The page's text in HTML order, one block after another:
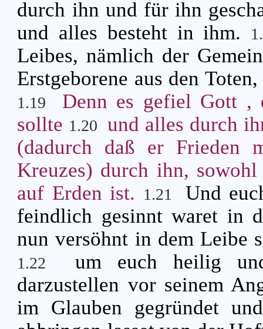
durch ihn und für ihn
und alles besteht in ihm.
Leibes, nämlich der
Erstgeborene aus den
1.19
Denn es gefiel Gott ,
sollte 1.20 und alles durch
(dadurch daß er Frieden
Kreuzes) durch ihn,
auf Erden ist. 1.21
Und
feindlich gesinnt waret in
nun versöhnt in dem Leibe
1.22
um euch heilig
darzustellen vor seinem
im Glauben gegründet